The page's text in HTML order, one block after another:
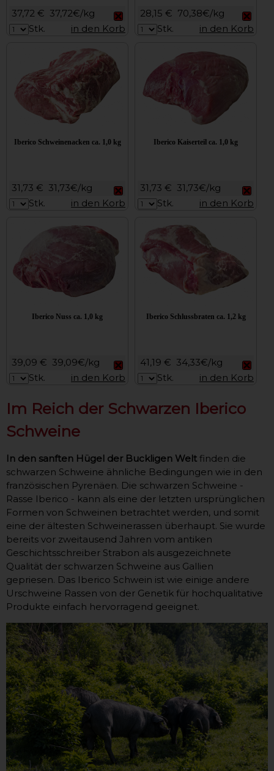
37,72 € 37,72€/kg
Stk.
in den Korb
28,15 € 70,38€/kg
Stk.
in den Korb
Iberico Schweinenacken ca. 1,0 kg
31,73 € 31,73€/kg
Stk.
in den Korb
Iberico Kaiserteil ca. 1,0 kg
31,73 € 31,73€/kg
Stk.
in den Korb
Iberico Nuss ca. 1,0 kg
39,09 € 39,09€/kg
Stk.
in den Korb
Iberico Schlussbraten ca. 1,2 kg
41,19 € 34,33€/kg
Stk.
in den Korb
Im Reich der Schwarzen Iberico
Schweine
In den sanften Hügel der Buckligen Welt finden die
schwarzen Schweine ähnliche Bedingungen wie in den
französischen Pyrenäen. Die schwarzen Schweine -
Rasse Iberico - kann als eine der letzten ursprünglichen
Formen von Schweinen betrachtet werden, und somit
eine der ältesten Schweinerassen überhaupt. Sie wurde
bereits vor zweitausend Jahren vom antiken
Geschichtsschreiber Strabon als ausgezeichnete
Qualität der schwarzen Schweine aus Gallien
gepriesen. Das Iberico Schwein ist wie einige andere
Urschweine Rassen von der Genetik für hochqualitative
Produkte einfach hervorragend geeignet.